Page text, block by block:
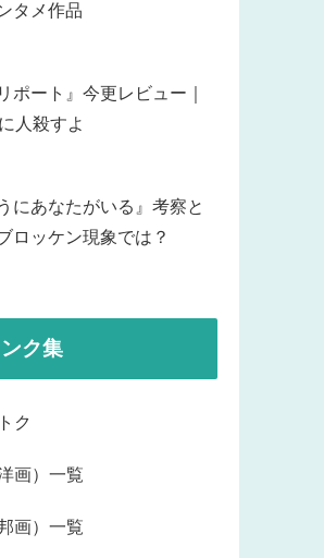
タメ作品
ポート』今更レビュー｜
人殺すよ
にあなたがいる』考察と
ロッケン現象では？
ク集
ク
画）一覧
画）一覧